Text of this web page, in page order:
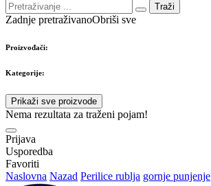
Traži
Zadnje pretraživanoObriši sve
Proizvođači:
Kategorije:
Prikaži sve proizvode
Nema rezultata za traženi pojam!
Prijava
Usporedba
Favoriti
Naslovna Nazad Perilice rublja gornje punjenje